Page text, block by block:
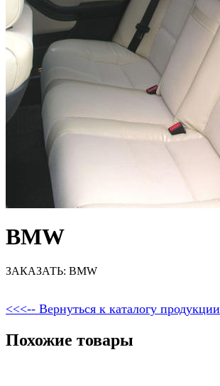
BMW
ЗАКАЗАТЬ: BMW
<<<-- Вернуться к каталогу продукции
Похожие товары